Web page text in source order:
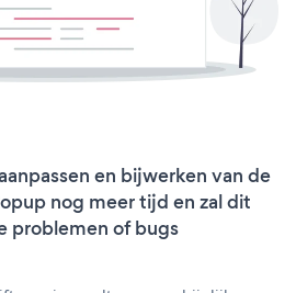
en bijwerken van de
nog meer tijd en zal dit
problemen of bugs